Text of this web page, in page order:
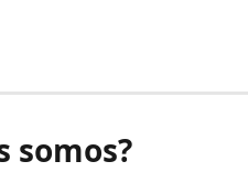
somos?